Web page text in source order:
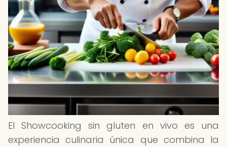
El Showcooking sin gluten en vivo es una
experiencia culinaria única que combina la